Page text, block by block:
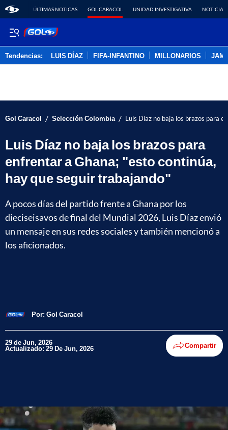
ÚLTIMAS NOTICAS GOL CARACOL UNIDAD INVESTIGATIVA NOTICIAS
Tendencias: LUIS DÍAZ FIFA-INFANTINO MILLONARIOS
Gol Caracol / Selección Colombia / Luis Díaz no baja los brazos para
Luis Díaz no baja los brazos para
enfrentar a Ghana; "esto continúa,
hay que seguir trabajando"
A pocos días del partido frente a Ghana por los
dieciseisavos de final del Mundial 2026, Luis Díaz envió
un mensaje en sus redes sociales y también mencionó a
los aficionados.
Por: Gol Caracol
29 de Jun, 2026
Actualizado: 29 De Jun, 2026 Compartir